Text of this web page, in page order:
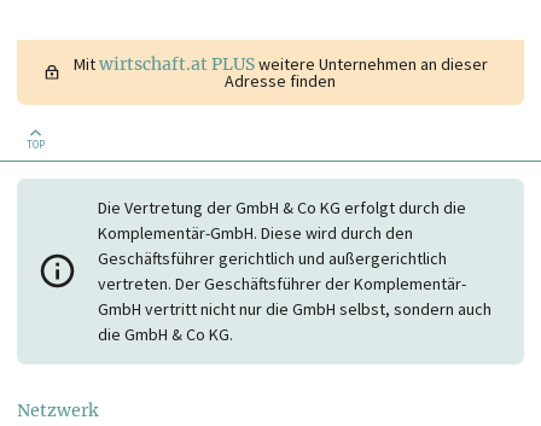
Mitwirtschaft.at PLUSweitere Unternehmen an dieser
Adresse finden
TOP
Die Vertretung der GmbH & Co KG erfolgt durch die
Komplementär-GmbH. Diese wird durch den
Geschäftsführer gerichtlich und außergerichtlich
vertreten. Der Geschäftsführer der Komplementär-
GmbH vertritt nicht nur die GmbH selbst, sondern auch
die GmbH & Co KG.
Netzwerk